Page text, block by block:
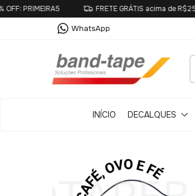
FRETE GRÁTIS acima de R$250
WhatsApp
INÍCIO DECALQUES